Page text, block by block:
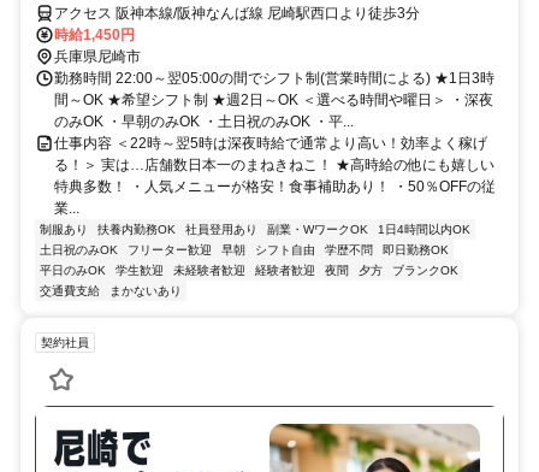
アクセス 阪神本線/阪神なんば線 尼崎駅西口より徒歩3分
時給1,450円
兵庫県尼崎市
勤務時間 22:00～翌05:00の間でシフト制(営業時間による) ★1日3時
間～OK ★希望シフト制 ★週2日～OK ＜選べる時間や曜日＞ ・深夜
のみOK ・早朝のみOK ・土日祝のみOK ・平...
仕事内容 ＜22時～翌5時は深夜時給で通常より高い！効率よく稼げ
る！＞ 実は…店舗数日本一のまねきねこ！ ★高時給の他にも嬉しい
特典多数！ ・人気メニューが格安！食事補助あり！ ・50％OFFの従
業...
制服あり 扶養内勤務OK 社員登用あり 副業・WワークOK
1日4時間以内OK
土日祝のみOK
フリーター歓迎 早朝 シフト自由 学歴不問
即日勤務OK
平日のみOK
学生歓迎 未経験者歓迎 経験者歓迎 夜間 夕方
ブランクOK
交通費支給
まかないあり
契約社員